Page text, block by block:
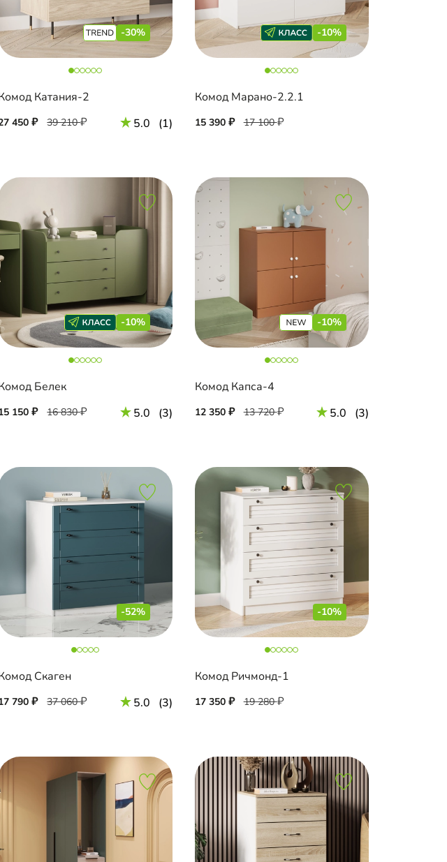
-30%
Катания-2
450 39 210 5.0 (1)
-10%
Комод Марано-2.2.1
15 390 17 100
-10%
Белек
150 16 830 5.0 (3)
-10%
Комод Капса-4
12 350 13 720 5.0 (3)
-52%
Скаген
790 37 060 5.0 (3)
-10%
Комод Ричмонд-1
17 350 19 280